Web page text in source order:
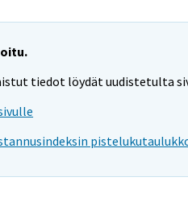
tiedot löydät uudistetulta